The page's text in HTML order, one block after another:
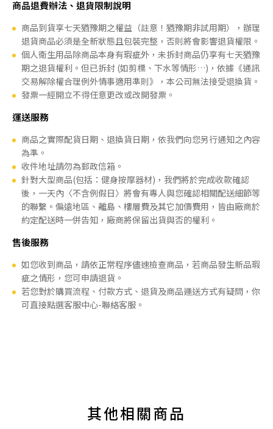
商品退費辦法、退貨限制說明
商品到貨享七天猶豫期之權益（註意！猶豫期非試用期），辦理
退貨商品必須是全新狀態且包裝完整，否則將會影響退貨權限。
個人衛生用品除商品本身有瑕疵外，未拆封商品仍享有七天猶豫
期之退貨權利。但已拆封 (如剪標、下水等情形…)，依據《通訊
交易解除權合理例外情事適用準則》，本公司無法接受退換貨。
發票一經開立不得任意更改或改開發票。
運送服務
商品之實際配貨日期、退換貨日期，依我們向您另行通知之內容
為準。
收件地址請勿為郵政信箱。
針對大型商品(包括：健身按摩器材)，我們將於完成收款確認
後，一天內〈不含例假日〉將會有專人與您確認相關配送細節等
的聯繫。偏遠地區、離島、樓層費及其它加價費用，皆由廠商於
約定配送時一併告知，廠商將保留出貨與否的權利。
售後服務
如您收到商品，請依正常程序儘速檢查商品，若商品發生新品瑕
疵之情形，您可申請退貨。
若您對於購買流程、付款方式、退貨及商品運送方式有疑問，你
可直接點選客服中心-聯絡客服。
其他相關商品